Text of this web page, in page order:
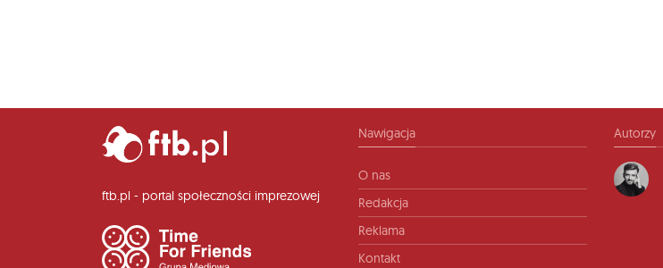
ftb.pl - portal społeczności imprezowej
Nawigacja
O nas
Redakcja
Reklama
Kontakt
Autorzy